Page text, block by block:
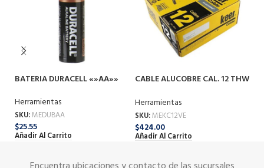
BATERIA DURACELL «»AA»»
Herramientas
SKU:MEDUBAA
$25.55
Añadir Al Carrito
CABLE ALUCOBRE CAL. 12 THW
Herramientas
SKU:MEKC12VE
$424.00
Añadir Al Carrito